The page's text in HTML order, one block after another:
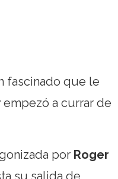
fascinado que le
a currar de
por Roger